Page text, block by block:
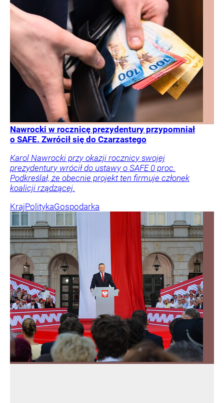
Nawrocki w rocznicę prezydentury przypomniał
o SAFE. Zwrócił się do Czarzastego
Karol Nawrocki przy okazji rocznicy swojej
prezydentury wrócił do ustawy o SAFE 0 proc.
Podkreślał, że obecnie projekt ten firmuje członek
koalicji rządzącej.
KrajPolitykaGospodarka